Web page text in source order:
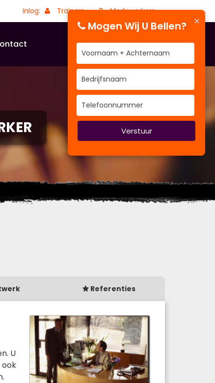
Inlog: Trainers Medewerkers
Referenties
U
×
Mogen Wij U Bellen?
Verstuur